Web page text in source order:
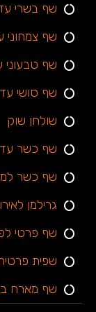
שף בשרי
שף צמחוני
שף טבעוני
שף סושי
שולחן שוק
שף כשר
שף כשר
גרילמן
שף פרטי
שפית
שף מארח